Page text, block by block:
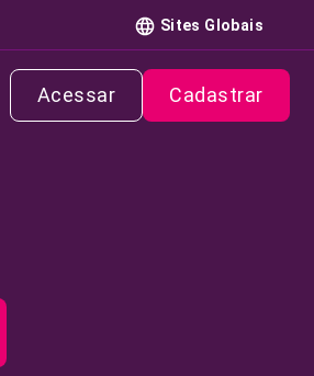
Sites Globais
Acessar Cadastrar